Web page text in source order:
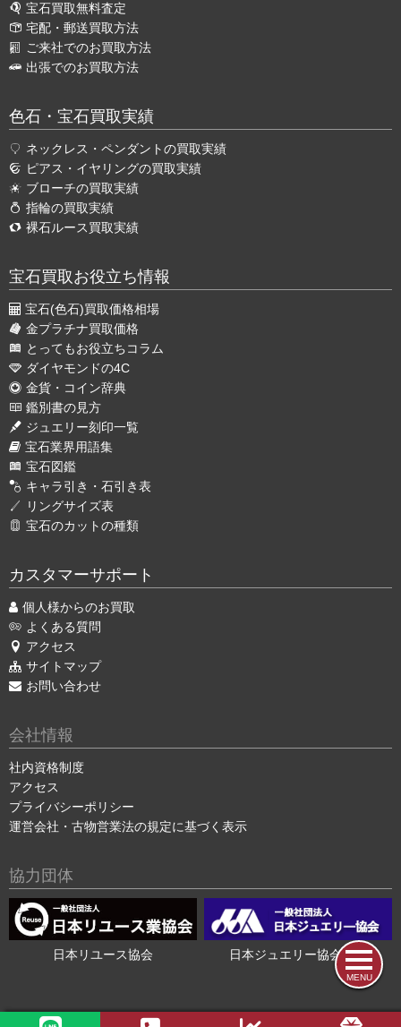
MENU
宝石買取無料査定
宅配・郵送買取方法
ご来社でのお買取方法
出張でのお買取方法
色石・宝石買取実績
ネックレス・ペンダントの買取実績
ピアス・イヤリングの買取実績
ブローチの買取実績
指輪の買取実績
裸石ルース買取実績
宝石買取お役立ち情報
宝石(色石)買取価格相場
金プラチナ買取価格
とってもお役立ちコラム
ダイヤモンドの4C
金貨・コイン辞典
鑑別書の見方
ジュエリー刻印一覧
宝石業界用語集
宝石図鑑
キャラ引き・石引き表
リングサイズ表
宝石のカットの種類
カスタマーサポート
個人様からのお買取
よくある質問
アクセス
サイトマップ
お問い合わせ
会社情報
社内資格制度
アクセス
プライバシーポリシー
運営会社・古物営業法の規定に基づく表示
協力団体
日本リユース協会 日本ジュエリー協会会員